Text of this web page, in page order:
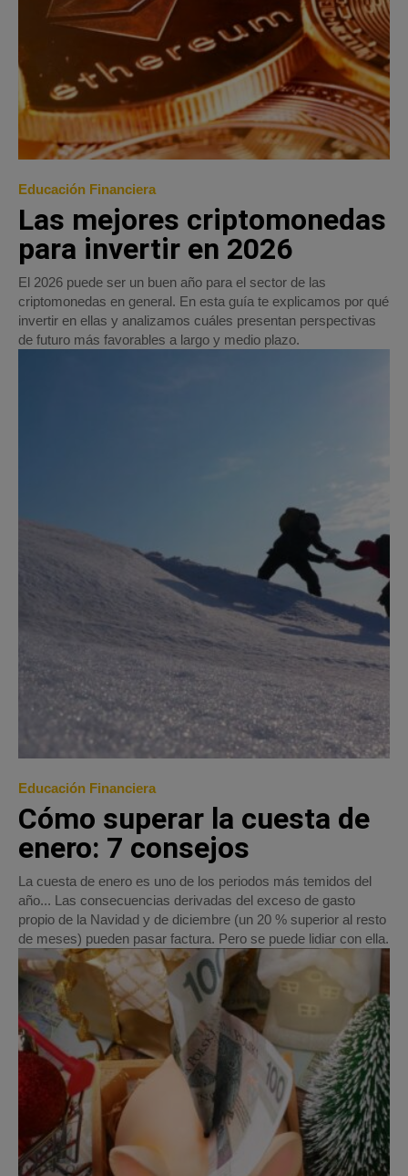
Educación Financiera
Las mejores criptomonedas
para invertir en 2026
El 2026 puede ser un buen año para el sector de las
criptomonedas en general. En esta guía te explicamos por qué
invertir en ellas y analizamos cuáles presentan perspectivas
de futuro más favorables a largo y medio plazo.
Educación Financiera
Cómo superar la cuesta de
enero: 7 consejos
La cuesta de enero es uno de los periodos más temidos del
año... Las consecuencias derivadas del exceso de gasto
propio de la Navidad y de diciembre (un 20 % superior al resto
de meses) pueden pasar factura. Pero se puede lidiar con ella.